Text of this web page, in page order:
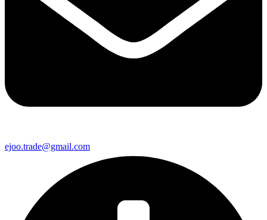
ejoo.trade@gmail.com